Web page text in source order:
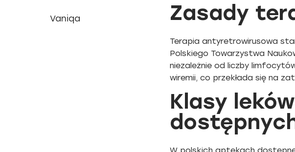
Vaniqa Zasady
Terapia antyretrowirusowa
Polskiego Towarzystwa
niezależnie od liczby
wiremii, co przekłada się na
Klasy